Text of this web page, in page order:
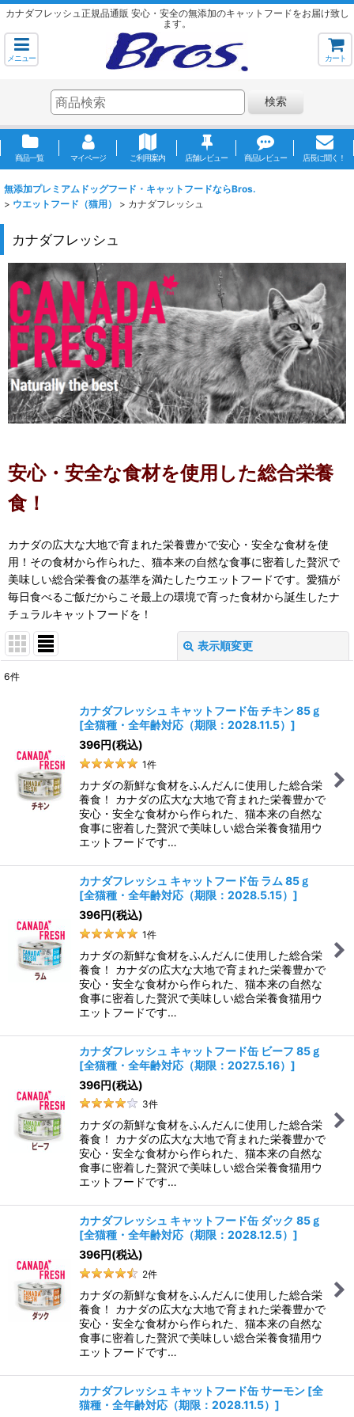
カナダフレッシュ正規品通販 安心・安全の無添加のキャットフードをお届け致し
ます。
メニュー カート
検索
商品一覧 マイページ ご利用案内 店舗レビュー 商品レビュー 店長に聞く！
無添加プレミアムドッグフード・キャットフードならBros.
> ウエットフード（猫用） > カナダフレッシュ
カナダフレッシュ
安心・安全な食材を使用した総合栄養
食！
カナダの広大な大地で育まれた栄養豊かで安心・安全な食材を使
用！その食材から作られた、猫本来の自然な食事に密着した贅沢で
美味しい総合栄養食の基準を満たしたウエットフードです。愛猫が
毎日食べるご飯だからこそ最上の環境で育った食材から誕生したナ
チュラルキャットフードを！
表示順変更
絞り込む
6件
カナダフレッシュ キャットフード缶 チキン 85ｇ
[全猫種・全年齢対応（期限：2028.11.5） ]
396円(税込)
1件
カナダの新鮮な食材をふんだんに使用した総合栄
養食！ カナダの広大な大地で育まれた栄養豊かで
安心・安全な食材から作られた、猫本来の自然な
食事に密着した贅沢で美味しい総合栄養食猫用ウ
エットフードです…
カナダフレッシュ キャットフード缶 ラム 85ｇ
[全猫種・全年齢対応（期限：2028.5.15） ]
396円(税込)
1件
カナダの新鮮な食材をふんだんに使用した総合栄
養食！ カナダの広大な大地で育まれた栄養豊かで
安心・安全な食材から作られた、猫本来の自然な
食事に密着した贅沢で美味しい総合栄養食猫用ウ
エットフードです…
カナダフレッシュ キャットフード缶 ビーフ 85ｇ
[全猫種・全年齢対応（期限：2027.5.16） ]
396円(税込)
3件
カナダの新鮮な食材をふんだんに使用した総合栄
養食！ カナダの広大な大地で育まれた栄養豊かで
安心・安全な食材から作られた、猫本来の自然な
食事に密着した贅沢で美味しい総合栄養食猫用ウ
エットフードです…
カナダフレッシュ キャットフード缶 ダック 85ｇ
[全猫種・全年齢対応（期限：2028.12.5） ]
396円(税込)
2件
カナダの新鮮な食材をふんだんに使用した総合栄
養食！ カナダの広大な大地で育まれた栄養豊かで
安心・安全な食材から作られた、猫本来の自然な
食事に密着した贅沢で美味しい総合栄養食猫用ウ
エットフードです…
カナダフレッシュ キャットフード缶 サーモン [全
猫種・全年齢対応（期限：2028.11.5） ]